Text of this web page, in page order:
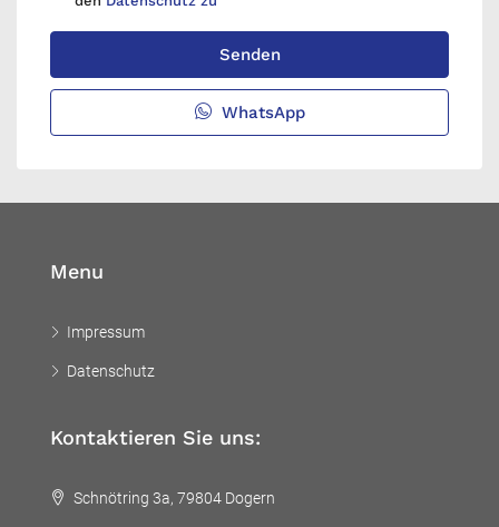
Senden
WhatsApp
Menu
Impressum
Datenschutz
Kontaktieren Sie uns:
Schnötring 3a, 79804 Dogern